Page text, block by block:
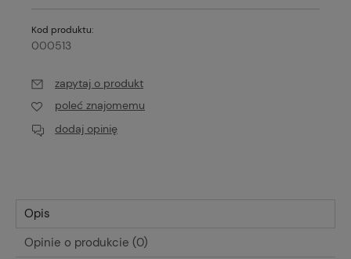
Kod produktu:
000513
zapytaj o produkt
poleć znajomemu
dodaj opinię
Opis
Opinie o produkcie (0)